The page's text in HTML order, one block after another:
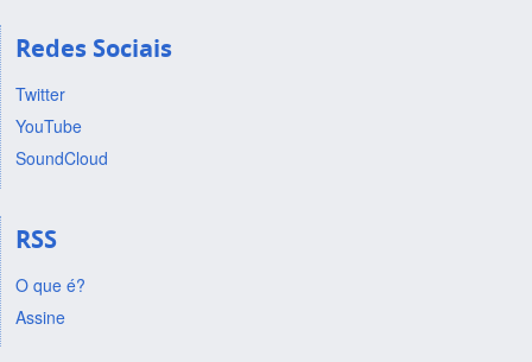
Redes Sociais
Twitter
YouTube
SoundCloud
RSS
O que é?
Assine